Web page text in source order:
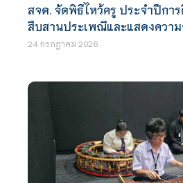
สจด. จัดพิธีไหว้ครู ประจำปีกา
สืบสานประเพณีและแสดงควา
24 กรกฎาคม 2026